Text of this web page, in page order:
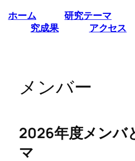
内
ホーム 研究テーマ
究成果
アクセス
メンバー
2026年度メンバ
マ